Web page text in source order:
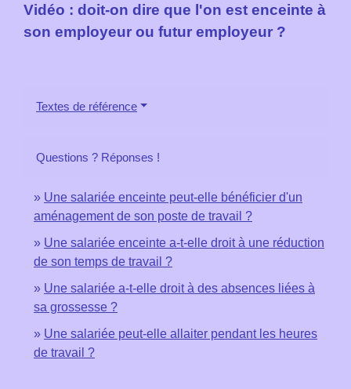
Vidéo : doit-on dire que l'on est enceinte à
son employeur ou futur employeur ?
Textes de référence
Questions ? Réponses !
Une salariée enceinte peut-elle bénéficier d'un
aménagement de son poste de travail ?
Une salariée enceinte a-t-elle droit à une réduction
de son temps de travail ?
Une salariée a-t-elle droit à des absences liées à
sa grossesse ?
Une salariée peut-elle allaiter pendant les heures
de travail ?